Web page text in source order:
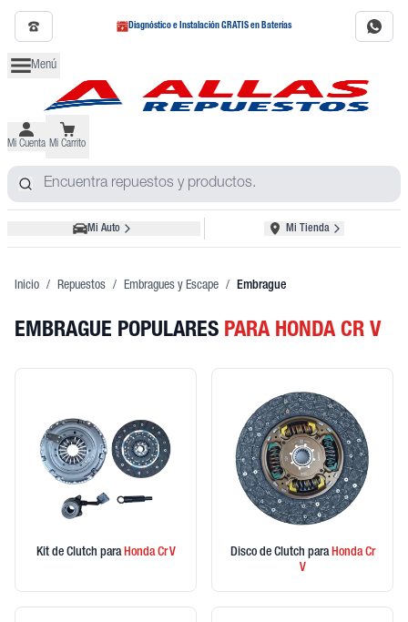
Diagnóstico e Instalación GRATIS en Baterías
Menú
Mi Cuenta Mi Carrito
Mi Auto Mi Tienda
Inicio / Repuestos / Embragues y Escape / Embrague
EMBRAGUE POPULARES PARA HONDA CR V
Kit de Clutch paraHondaCr V Disco de Clutch paraHondaCr
V